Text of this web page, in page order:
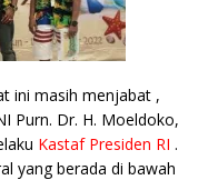
ini masih menjabat ,
Purn. Dr. H. Moeldoko,
Kastaf Presiden RI .
yang berada di bawah